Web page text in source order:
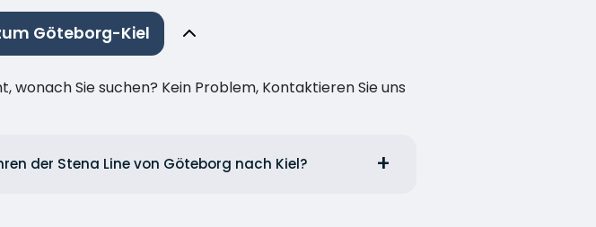
Göteborg-Kiel
wonach Sie suchen? Kein Problem, Kontaktieren Sie uns
der Stena Line von Göteborg nach Kiel?